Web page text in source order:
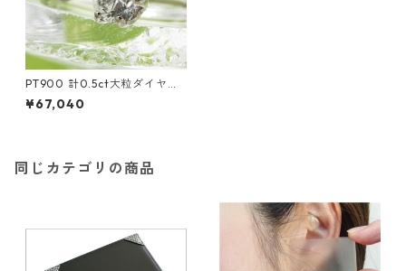
PT900 計0.5ct大粒ダイヤモ
ンドピアス 一粒（プラチナ）1
44908 ジュエリー アクセサリ
¥67,040
同じカテゴリの商品